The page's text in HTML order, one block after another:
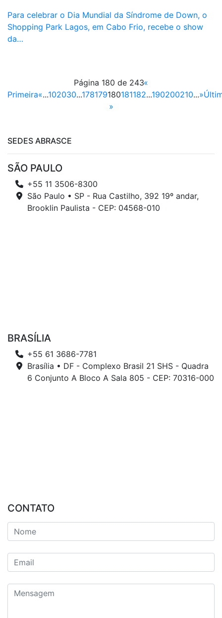
Para celebrar o Dia Mundial da Síndrome de Down, o
Shopping Park Lagos, em Cabo Frio, recebe o show
da…
Página 180 de 243«
Primeira«...102030...178179180181182...190200210...»
»
SEDES ABRASCE
SÃO PAULO
+55 11 3506-8300
São Paulo • SP - Rua Castilho, 392 19º andar,
Brooklin Paulista - CEP: 04568-010
BRASÍLIA
+55 61 3686-7781
Brasília • DF - Complexo Brasil 21 SHS - Quadra
6 Conjunto A Bloco A Sala 805 - CEP: 70316-000
CONTATO